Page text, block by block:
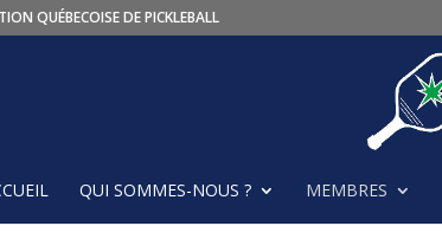
QUÉBECOISE DE PICKLEBALL
QUI SOMMES-NOUS ? MEMBRES